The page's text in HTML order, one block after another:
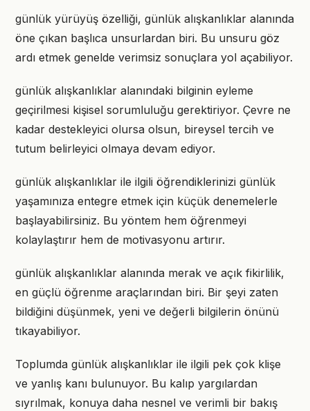
günlük yürüyüş özelliği, günlük alışkanlıklar alanında
öne çıkan başlıca unsurlardan biri. Bu unsuru göz
ardı etmek genelde verimsiz sonuçlara yol açabiliyor.
günlük alışkanlıklar alanındaki bilginin eyleme
geçirilmesi kişisel sorumluluğu gerektiriyor. Çevre ne
kadar destekleyici olursa olsun, bireysel tercih ve
tutum belirleyici olmaya devam ediyor.
günlük alışkanlıklar ile ilgili öğrendiklerinizi günlük
yaşamınıza entegre etmek için küçük denemelerle
başlayabilirsiniz. Bu yöntem hem öğrenmeyi
kolaylaştırır hem de motivasyonu artırır.
günlük alışkanlıklar alanında merak ve açık fikirlilik,
en güçlü öğrenme araçlarından biri. Bir şeyi zaten
bildiğini düşünmek, yeni ve değerli bilgilerin önünü
tıkayabiliyor.
Toplumda günlük alışkanlıklar ile ilgili pek çok klişe
ve yanlış kanı bulunuyor. Bu kalıp yargılardan
sıyrılmak, konuya daha nesnel ve verimli bir bakış